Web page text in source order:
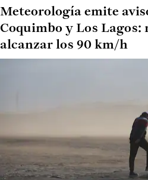
Meteorología emite
Coquimbo y Los Lagos:
alcanzar los 90 km/h